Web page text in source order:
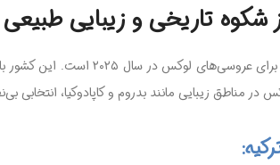
در مناطق زیبایی مانند بدروم و کاپادوکیا،